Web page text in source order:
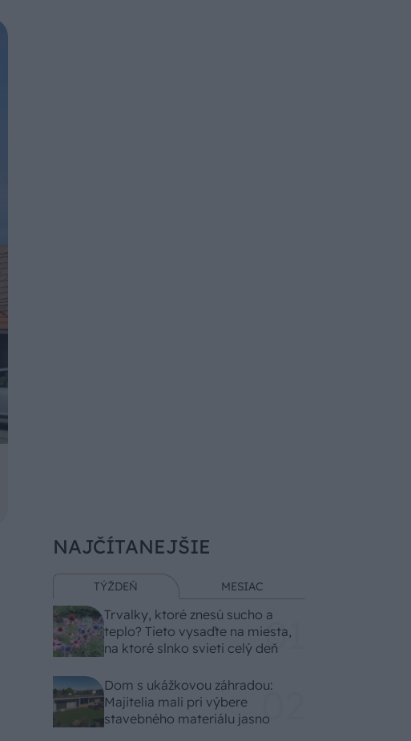
NAJČÍTANEJŠIE
TÝŽDEŇ MESIAC
Trvalky, ktoré znesú sucho a
teplo? Tieto vysaďte na miesta,
na ktoré slnko svieti celý deň
Dom s ukážkovou záhradou:
Majitelia mali pri výbere
stavebného materiálu jasno